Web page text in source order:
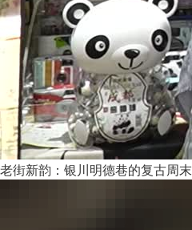
老街新韵：银川明德巷的复古周末